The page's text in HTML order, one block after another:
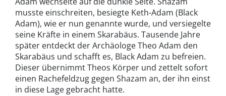
musste einschreiten, besiegte Keth-Adam (Black
Adam), wie er nun genannte wurde, und versiegelte
seine Kräfte in einem Skarabäus. Tausende Jahre
später entdeckt der Archäologe Theo Adam den
Skarabäus und schafft es, Black Adam zu befreien.
Dieser übernimmt Theos Körper und zettelt sofort
einen Rachefeldzug gegen Shazam an, der ihn einst
in diese Lage gebracht hatte.